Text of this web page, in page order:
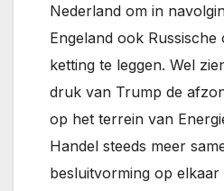
Nederland om in
Engeland ook Russische
ketting te leggen. Wel
druk van Trump de
op het terrein van
Handel steeds meer
besluitvorming op elkaar